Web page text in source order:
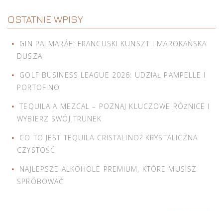
OSTATNIE WPISY
GIN PALMARÁE: FRANCUSKI KUNSZT I MAROKAŃSKA
DUSZA
GOLF BUSINESS LEAGUE 2026: UDZIAŁ PAMPELLE I
PORTOFINO
TEQUILA A MEZCAL – POZNAJ KLUCZOWE RÓŻNICE I
WYBIERZ SWÓJ TRUNEK
CO TO JEST TEQUILA CRISTALINO? KRYSTALICZNA
CZYSTOŚĆ
NAJLEPSZE ALKOHOLE PREMIUM, KTÓRE MUSISZ
SPRÓBOWAĆ